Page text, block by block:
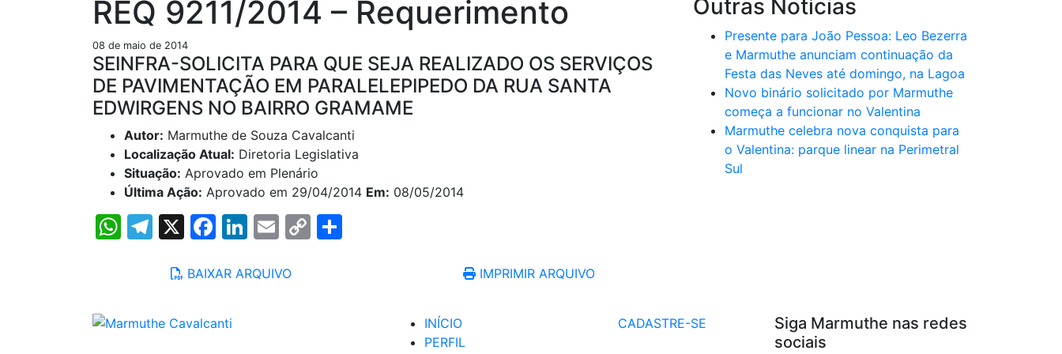
REQ 9211/2014 – Requerimento
08 de maio de 2014
SEINFRA-SOLICITA PARA QUE SEJA REALIZADO OS SERVIÇOS
DE PAVIMENTAÇÃO EM PARALELEPIPEDO DA RUA SANTA
EDWIRGENS NO BAIRRO GRAMAME
Autor: Marmuthe de Souza Cavalcanti
Localização Atual: Diretoria Legislativa
Situação: Aprovado em Plenário
Última Ação: Aprovado em 29/04/2014 Em: 08/05/2014
WhatsApp
Telegram
X Facebook
LinkedIn
Email
Copy
BAIXAR ARQUIVO IMPRIMIR ARQUIVO
Outras Notícias
Presente para João Pessoa: Leo Bezerra
e Marmuthe anunciam continuação da
Festa das Neves até domingo, na Lagoa
Novo binário solicitado por Marmuthe
começa a funcionar no Valentina
Marmuthe celebra nova conquista para
o Valentina: parque linear na Perimetral
Sul
INÍCIO
PERFIL
CADASTRE-SE
Siga Marmuthe nas redes
sociais